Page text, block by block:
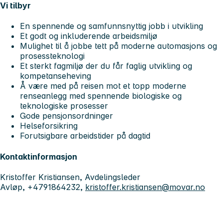
Vi tilbyr
En spennende og samfunnsnyttig jobb i utvikling
Et godt og inkluderende arbeidsmiljø
Mulighet til å jobbe tett på moderne automasjons og
prosessteknologi
Et sterkt fagmiljø der du får faglig utvikling og
kompetanseheving
Å være med på reisen mot et topp moderne
renseanlegg med spennende biologiske og
teknologiske prosesser
Gode pensjonsordninger
Helseforsikring
Forutsigbare arbeidstider på dagtid
Kontaktinformasjon
Kristoffer Kristiansen, Avdelingsleder
Avløp, +4791864232, kristoffer.kristiansen@movar.no